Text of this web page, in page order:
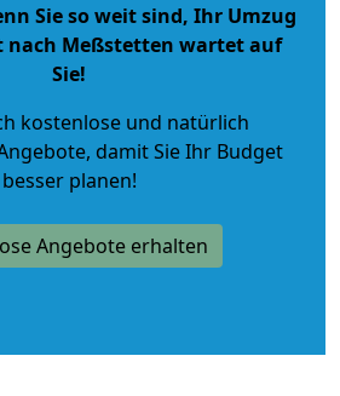
Sie so weit sind, Ihr Umzug
nach Meßstetten wartet auf
Sie!
kostenlose und natürlich
, damit Sie Ihr Budget
besser planen!
Angebote erhalten